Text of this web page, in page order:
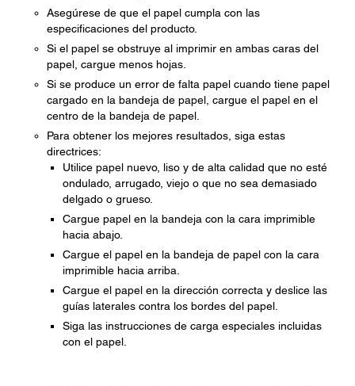
Asegúrese de que el papel cumpla con las
especificaciones del producto.
Si el papel se obstruye al imprimir en ambas caras del
papel, cargue menos hojas.
Si se produce un error de falta papel cuando tiene papel
cargado en la bandeja de papel, cargue el papel en el
centro de la bandeja de papel.
Para obtener los mejores resultados, siga estas
directrices:
Utilice papel nuevo, liso y de alta calidad que no esté
ondulado, arrugado, viejo o que no sea demasiado
delgado o grueso.
Cargue papel en la bandeja con la cara imprimible
hacia abajo.
Cargue el papel en la bandeja de papel con la cara
imprimible hacia arriba.
Cargue el papel en la dirección correcta y deslice las
guías laterales contra los bordes del papel.
Siga las instrucciones de carga especiales incluidas
con el papel.